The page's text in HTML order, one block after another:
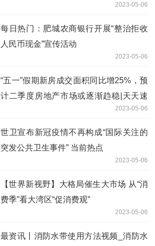
2023-05-06
每日热门：肥城农商银行开展“整治拒收
人民币现金”宣传活动
2023-05-06
“五一”假期新房成交面积同比增25%，预
计二季度房地产市场或逐渐趋稳|天天速
2023-05-06
世卫宣布新冠疫情不再构成“国际关注的
突发公共卫生事件” 当前热点
2023-05-06
【世界新视野】大格局催生大市场 从“消
费季”看大湾区“促消费观”
2023-05-06
最资讯丨消防水带使用方法视频_消防水